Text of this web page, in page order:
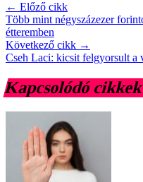
← Előző cikk
Több mint négyszázezer
étteremben
Következő cikk →
Cseh Laci: kicsit felgyorsult
Kapcsolódó cikkek